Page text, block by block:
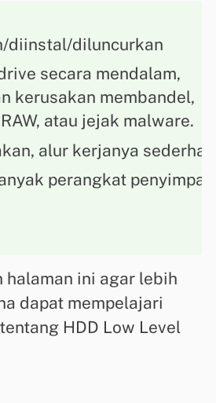
diinstal/diluncurkan
secara mendalam,
kerusakan membandel,
atau jejak malware.
alur kerjanya
perangkat
halaman ini agar lebih
dapat mempelajari
HDD Low Level